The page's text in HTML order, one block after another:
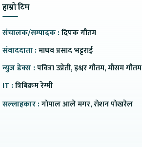
हाम्रो टिम
संचालक/सम्पादक :दिपक गौतम
संवाददाता :माधव प्रसाद भट्टराई
न्युज डेक्स :पवित्रा उप्रेती, इश्वर गौतम, मौसम गौतम
IT :त्रिबिक्रम रेग्मी
सल्लाहकार :गोपाल आले मगर, रोशन पोखरेल